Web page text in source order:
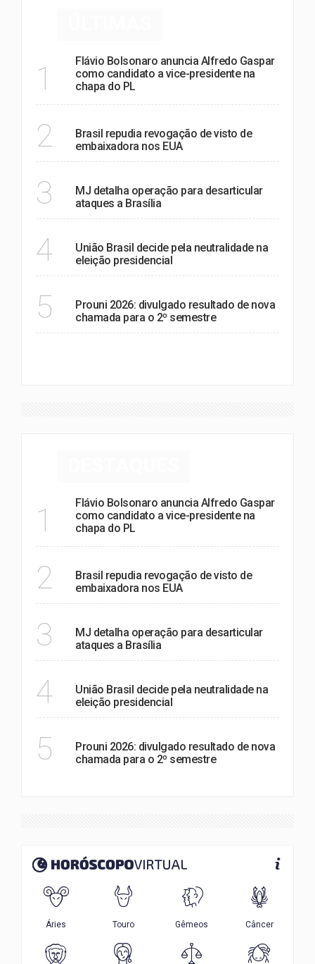
1
Flávio Bolsonaro anuncia Alfredo Gaspar
como candidato a vice-presidente na
chapa do PL
2
Brasil repudia revogação de visto de
embaixadora nos EUA
3
MJ detalha operação para desarticular
ataques a Brasília
4
União Brasil decide pela neutralidade na
eleição presidencial
5
Prouni 2026: divulgado resultado de nova
chamada para o 2º semestre
1
Flávio Bolsonaro anuncia Alfredo Gaspar
como candidato a vice-presidente na
chapa do PL
2
Brasil repudia revogação de visto de
embaixadora nos EUA
3
MJ detalha operação para desarticular
ataques a Brasília
4
União Brasil decide pela neutralidade na
eleição presidencial
5
Prouni 2026: divulgado resultado de nova
chamada para o 2º semestre